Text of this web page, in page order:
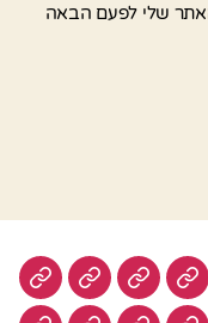
שלי לפעם הבאה
בשר טבעוניסלטים